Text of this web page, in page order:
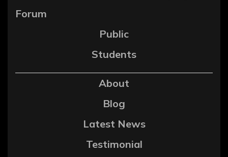
Forum
Public
Students
About
Blog
Latest News
Testimonial